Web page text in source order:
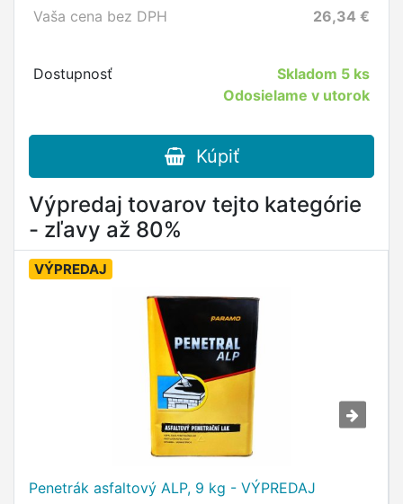
Vaša cena bez DPH
26,34 €
Dostupnosť Skladom 5 ks
Odosielame v utorok
Kúpiť
Výpredaj tovarov tejto kategórie
- zľavy až 80%
VÝPREDAJ
Penetrák asfaltový ALP, 9 kg - VÝPREDAJ